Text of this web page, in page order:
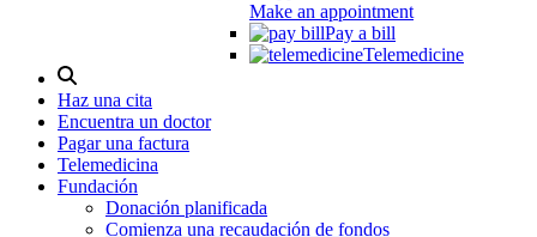
Make an appointment
Pay a bill
Telemedicine
Alternar
modal
de
búsqueda
Haz una cita
Encuentra un doctor
Pagar una factura
Telemedicina
Fundación
Donación planificada
Comienza una recaudación de fondos